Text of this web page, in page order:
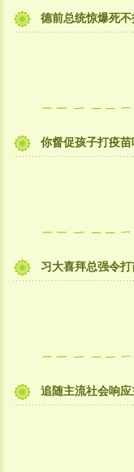
德前总统惊爆死
你督促孩子打疫
习大喜拜总强令打
追随主流社会响